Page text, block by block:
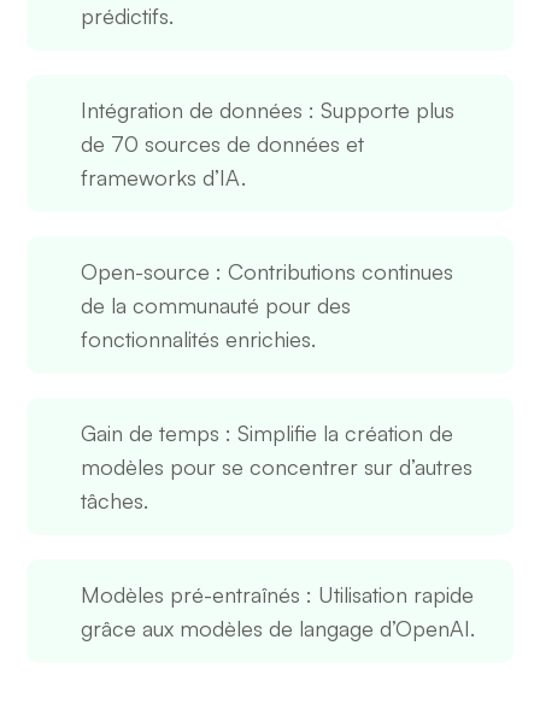
prédictifs.
Intégration de données : Supporte plus
de 70 sources de données et
frameworks d’IA.
Open-source : Contributions continues
de la communauté pour des
fonctionnalités enrichies.
Gain de temps : Simplifie la création de
modèles pour se concentrer sur d’autres
tâches.
Modèles pré-entraînés : Utilisation rapide
grâce aux modèles de langage d’OpenAI.